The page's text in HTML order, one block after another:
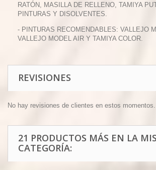
RATÓN, MASILLA DE RELLENO, TAMIYA
PINTURAS Y DISOLVENTES.
- PINTURAS RECOMENDABLES: VALLEJO
VALLEJO MODEL AIR Y TAMIYA COLOR.
REVISIONES
No hay revisiones de clientes en estos momentos.
21 PRODUCTOS MÁS EN LA
CATEGORÍA: